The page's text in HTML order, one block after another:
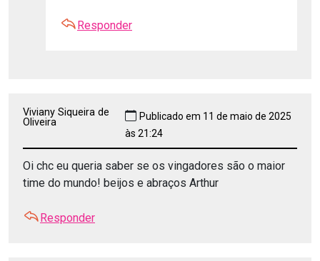
Responder
Viviany Siqueira de
Oliveira
Publicado em 11 de maio de 2025
às 21:24
Oi chc eu queria saber se os vingadores são o maior
time do mundo! beijos e abraços Arthur
Responder